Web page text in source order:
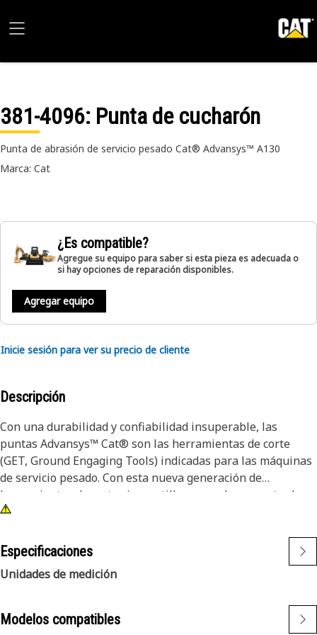
381-4096: Punta de cucharón
Punta de abrasión de servicio pesado Cat® Advansys™ A130
Marca: Cat
¿Es compatible?
Agregue su equipo para saber si esta pieza es adecuada o
si hay opciones de reparación disponibles.
Agregar equipo
Inicie sesión para ver su precio de cliente
Descripción
Con una durabilidad y confiabilidad insuperable, las
puntas Advansys™ Cat® son las herramientas de corte
(GET, Ground Engaging Tools) indicadas para las máquinas
de servicio pesado. Con esta nueva generación de
herramientas de corte sin martillo se puede aumentar la
productividad hasta en un 15 % gracias a las mejoras en la
Las puntas de abrasión de servicio pesado tienen un nuevo
diseño para el sistema Cat Advansys que genera un 11 %
una forma de punta que permanece afilada a lo largo de la
vida útil del diente. Y estas puntas también están
Especificaciones
Unidades de medición
Modelos compatibles